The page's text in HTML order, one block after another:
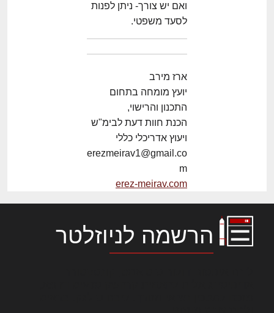
ואם יש צורך- ניתן לפנות
לסעד משפטי.
ארז מירב
יועץ מומחה בתחום
התכנון והרישוי,
הכנת חוות דעת לבימ"ש
ויעוץ אדריכלי כללי
erezmeirav1@gmail.co
m
erez-meirav.com
הרשמה לניוזלטר